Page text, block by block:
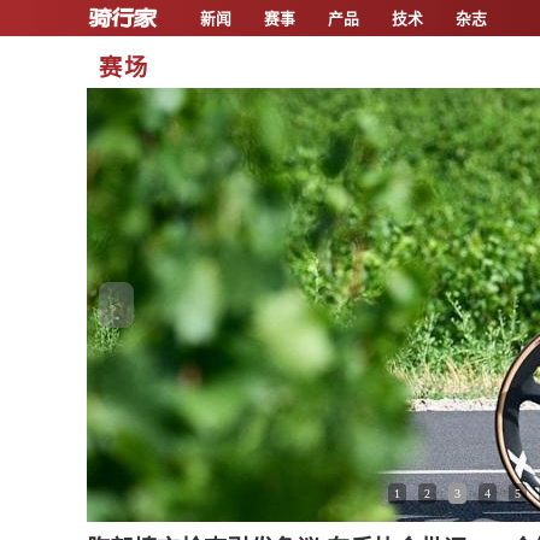
新闻 赛事 产品 技术 杂志
赛场
<
1 2 3 4 5